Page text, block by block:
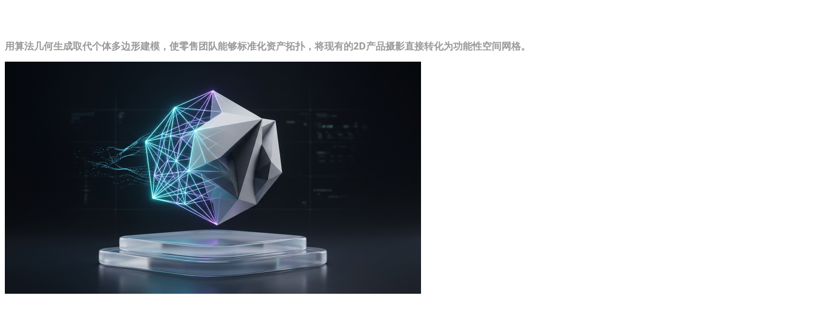
用算法几何生成取代个体多边形建模，使零售团队能够标准化资产拓扑，将现有的2D产品摄影直接转化为功能性空间网格。